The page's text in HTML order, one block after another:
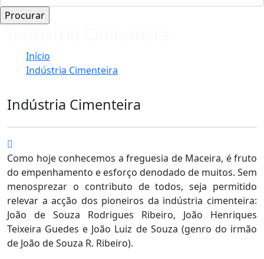
Início
Indústria Cimenteira
Indústria Cimenteira
Como hoje conhecemos a freguesia de Maceira, é fruto
do empenhamento e esforço denodado de muitos. Sem
menosprezar o contributo de todos, seja permitido
relevar a acção dos pioneiros da indústria cimenteira:
João de Souza Rodrigues Ribeiro, João Henriques
Teixeira Guedes e João Luiz de Souza (genro do irmão
de João de Souza R. Ribeiro).